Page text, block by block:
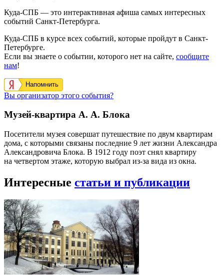
Куда-СПБ — это интерактивная афиша самых интересных
событий Санкт-Петербурга.
Куда-СПБ в курсе всех событий, которые пройдут в Санкт-
Петербурге.
Если вы знаете о событии, которого нет на сайте, сообщите
нам!
Напомнить
Вы организатор этого события?
Музей-квартира А. А. Блока
Посетители музея совершат путешествие по двум квартирам
дома, с которыми связаны последние 9 лет жизни Александра
Александровича Блока. В 1912 году поэт снял квартиру
на четвертом этаже, которую выбрал из-за вида из окна.
Интересные статьи и публикации